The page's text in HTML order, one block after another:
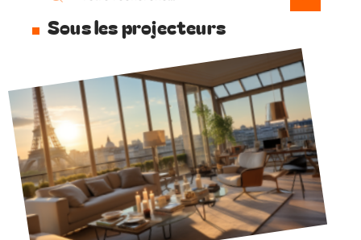
Sous les projecteurs